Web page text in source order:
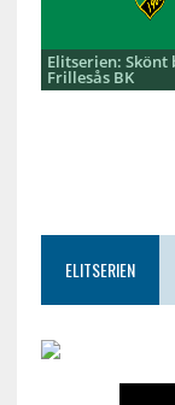
Elitserien: Skönt
Frillesås BK
ELITSERIEN